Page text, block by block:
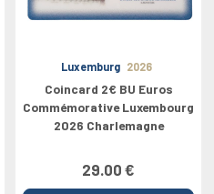
Luxemburg 2026
Coincard 2€ BU Euros
Commémorative Luxembourg
2026 Charlemagne
29.00 €